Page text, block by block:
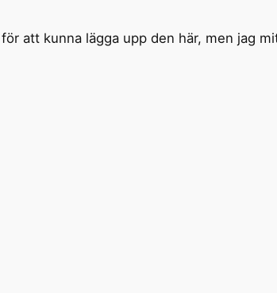
att kunna lägga upp den här, men jag